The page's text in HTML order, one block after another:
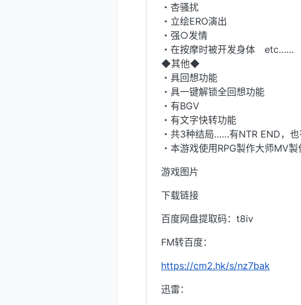
・杏骚扰
・立绘ERO演出
・强○发情
・在按摩时被开发身体 etc……
◆其他◆
・具回想功能
・具一键解锁全回想功能
・有BGV
・有文字快转功能
・共3种结局……有NTR END，
・本游戏使用RPG製作大师MV製
游戏图片
下载链接
百度网盘提取码：t8iv
FM转百度：
https://cm2.hk/s/nz7bak
迅雷：